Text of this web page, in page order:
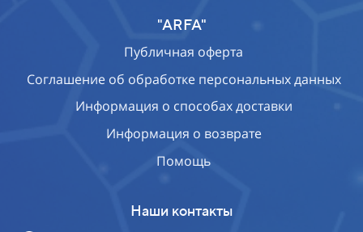
"ARFA"
Публичная оферта
Соглашение об обработке персональных данных
Информация о способах доставки
Информация о возврате
Помощь
Наши контакты